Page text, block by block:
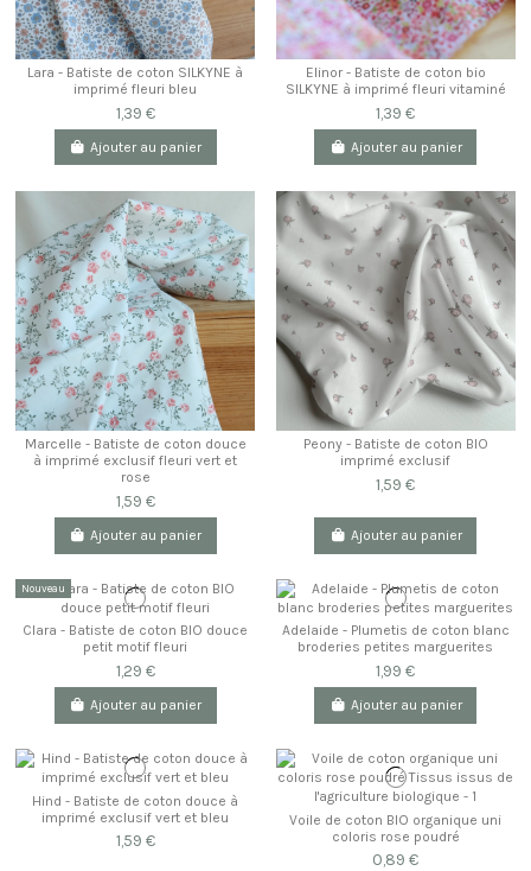
Lara - Batiste de coton SILKYNE à
imprimé fleuri bleu
1,39 €
Ajouter au panier
Elinor - Batiste de coton bio
SILKYNE à imprimé fleuri vitaminé
1,39 €
Ajouter au panier
Marcelle - Batiste de coton douce
à imprimé exclusif fleuri vert et
rose
1,59 €
Ajouter au panier
Peony - Batiste de coton BIO
imprimé exclusif
1,59 €
Ajouter au panier
Nouveau
Clara - Batiste de coton BIO douce
petit motif fleuri
1,29 €
Ajouter au panier
Adelaide - Plumetis de coton blanc
broderies petites marguerites
1,99 €
Ajouter au panier
Hind - Batiste de coton douce à
imprimé exclusif vert et bleu
1,59 €
Voile de coton BIO organique uni
coloris rose poudré
0,89 €